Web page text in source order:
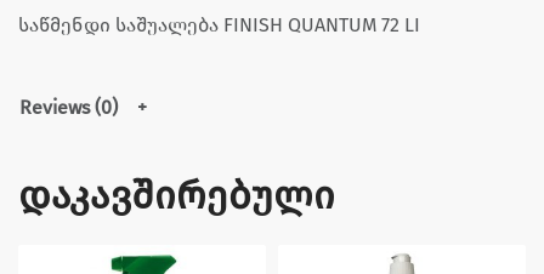
საწმენდი საშუალება FINISH QUANTUM 72 LI
Reviews (0)
დაკავშირებული